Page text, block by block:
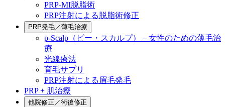
PRP-MI脱脂術
PRP注射による脱脂術修正
PRP発毛／薄毛治療
p-Scalp（ピー・スカルプ） – 女性のための薄毛治
療
光線療法
育毛サプリ
PRP注射による眉毛発毛
PRP + 肌治療
他院修正／術後修正